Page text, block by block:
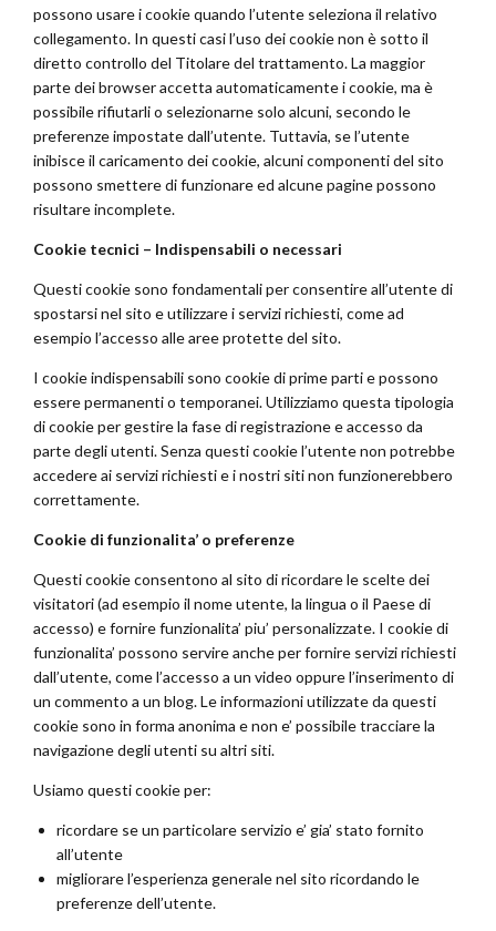
possono usare i cookie quando l’utente seleziona il relativo
collegamento. In questi casi l’uso dei cookie non è sotto il
diretto controllo del Titolare del trattamento. La maggior
parte dei browser accetta automaticamente i cookie, ma è
possibile rifiutarli o selezionarne solo alcuni, secondo le
preferenze impostate dall’utente. Tuttavia, se l’utente
inibisce il caricamento dei cookie, alcuni componenti del sito
possono smettere di funzionare ed alcune pagine possono
risultare incomplete.
Cookie tecnici – Indispensabili o necessari
Questi cookie sono fondamentali per consentire all’utente di
spostarsi nel sito e utilizzare i servizi richiesti, come ad
esempio l’accesso alle aree protette del sito.
I cookie indispensabili sono cookie di prime parti e possono
essere permanenti o temporanei. Utilizziamo questa tipologia
di cookie per gestire la fase di registrazione e accesso da
parte degli utenti. Senza questi cookie l’utente non potrebbe
accedere ai servizi richiesti e i nostri siti non funzionerebbero
correttamente.
Cookie di funzionalita’ o preferenze
Questi cookie consentono al sito di ricordare le scelte dei
visitatori (ad esempio il nome utente, la lingua o il Paese di
accesso) e fornire funzionalita’ piu’ personalizzate. I cookie di
funzionalita’ possono servire anche per fornire servizi richiesti
dall’utente, come l’accesso a un video oppure l’inserimento di
un commento a un blog. Le informazioni utilizzate da questi
cookie sono in forma anonima e non e’ possibile tracciare la
navigazione degli utenti su altri siti.
Usiamo questi cookie per:
ricordare se un particolare servizio e’ gia’ stato fornito
all’utente
migliorare l’esperienza generale nel sito ricordando le
preferenze dell’utente.